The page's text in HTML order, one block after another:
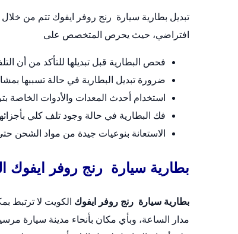
تبديل بطارية سيارة رنج روفر ايفوك تتم من
افتراضي، حيث يحرص المتخصص على
فحص البطارية قبل تبديلها للتأكد من أن
ضرورة تبديل البطارية في حالة تسببها
استخدام أحدث المعدات والأدوات الخاصة
فك البطارية في حالة وجود تلف كلي
الاستعانة بنوعيات جيدة من مواد الشحن
بطارية سيارة رنج روفر ايفوك
بطارية سيارة رنج روفر ايفوك الكويت لا
مدار الساعة، وبأي مكان بأنحاء مدينة سيارة